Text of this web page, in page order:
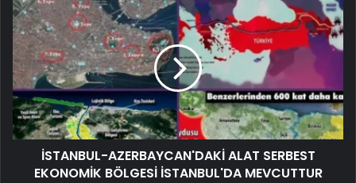
İSTANBUL-AZERBAYCAN'DAKİ ALAT SERBEST
EKONOMİK BÖLGESİ İSTANBUL'DA MEVCUTTUR